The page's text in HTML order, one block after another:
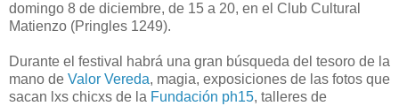
domingo 8 de diciembre, de 15 a 20, en el Club Cultural
Matienzo (Pringles 1249).
Durante el festival habrá una gran búsqueda del tesoro de la
mano de Valor Vereda, magia, exposiciones de las fotos que
sacan lxs chicxs de la Fundación ph15, talleres de